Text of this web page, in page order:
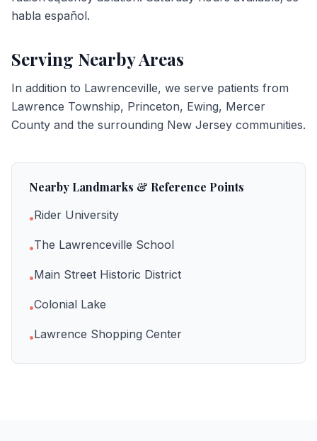
habla español.
Serving Nearby Areas
In addition to Lawrenceville, we serve patients from
Lawrence Township, Princeton, Ewing, Mercer
County and the surrounding New Jersey communities.
Nearby Landmarks & Reference Points
•Rider University
•The Lawrenceville School
•Main Street Historic District
•Colonial Lake
•Lawrence Shopping Center